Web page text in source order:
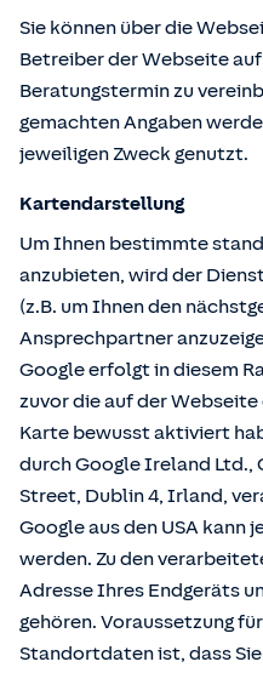
Sie können über die
Betreiber der Webseite
Beratungstermin zu
gemachten Angaben
jeweiligen Zweck genutzt.
Kartendarstellung
Um Ihnen bestimmte
anzubieten, wird der
(z.B. um Ihnen den
Ansprechpartner
Google erfolgt in diesem
zuvor die auf der
Karte bewusst aktiviert
durch Google Ireland Ltd.,
Street, Dublin 4, Irland,
Google aus den USA kann
werden. Zu den
Adresse Ihres Endgeräts
gehören. Voraussetzung
Standortdaten ist, dass